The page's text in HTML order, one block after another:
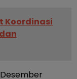
Koordinasi